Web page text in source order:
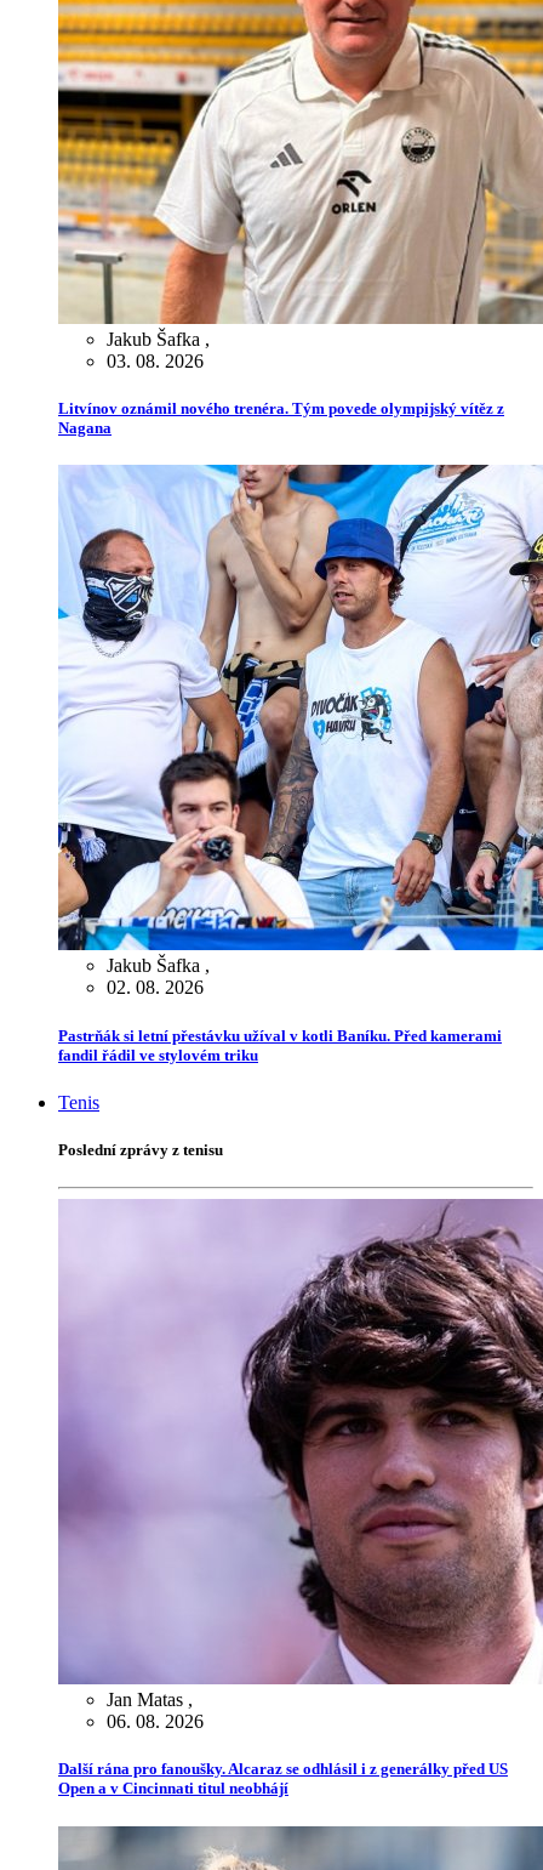
Jakub Šafka ,
03. 08. 2026
Litvínov oznámil nového trenéra. Tým povede olympijský vítěz z
Nagana
Jakub Šafka ,
02. 08. 2026
Pastrňák si letní přestávku užíval v kotli Baníku. Před kamerami
fandil řádil ve stylovém triku
Tenis
Poslední zprávy z tenisu
Jan Matas ,
06. 08. 2026
Další rána pro fanoušky. Alcaraz se odhlásil i z generálky před US
Open a v Cincinnati titul neobhájí